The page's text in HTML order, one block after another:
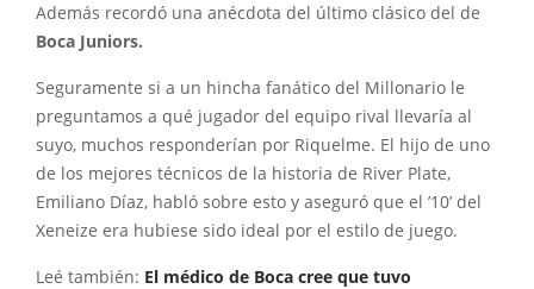
Además recordó una anécdota del último clásico del de
Boca Juniors.
Seguramente si a un hincha fanático del Millonario le
preguntamos a qué jugador del equipo rival llevaría al
suyo, muchos responderían por Riquelme. El hijo de uno
de los mejores técnicos de la historia de River Plate,
Emiliano Díaz, habló sobre esto y aseguró que el ’10’ del
Xeneize era hubiese sido ideal por el estilo de juego.
Leé también: El médico de Boca cree que tuvo